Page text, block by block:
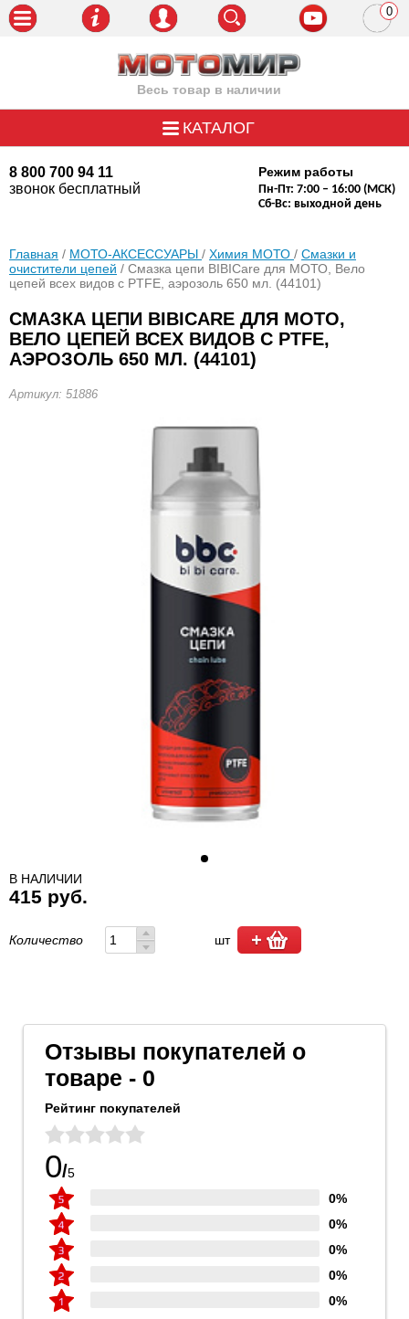
Весь товар в наличии
8 800 700 94 11
звонок бесплатный
Режим работы
Пн-Пт: 7:00 – 16:00 (МСК)
Сб-Вс: выходной день
0
КАТАЛОГ
Главная / МОТО-АКСЕССУАРЫ / Химия МОТО / Смазки и
очистители цепей / Смазка цепи BIBICare для МОТО, Вело
цепей всех видов c PTFE, аэрозоль 650 мл. (44101)
СМАЗКА ЦЕПИ BIBICARE ДЛЯ МОТО,
ВЕЛО ЦЕПЕЙ ВСЕХ ВИДОВ C PTFE,
АЭРОЗОЛЬ 650 МЛ. (44101)
Артикул: 51886
В НАЛИЧИИ
415 руб.
Количество шт
Отзывы покупателей о
товаре - 0
Рейтинг покупателей
0/5
0%
0%
0%
0%
0%